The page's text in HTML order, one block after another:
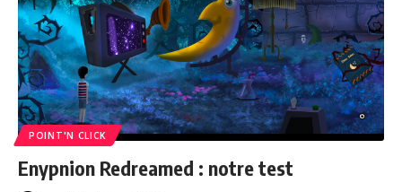
POINT'N CLICK
Enypnion Redreamed : notre test